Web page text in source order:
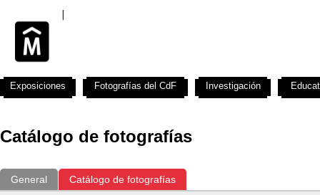
Catálogo de fotografías
General Catálogo de fotografías
Exposiciones Fotografías del CdF Investigación